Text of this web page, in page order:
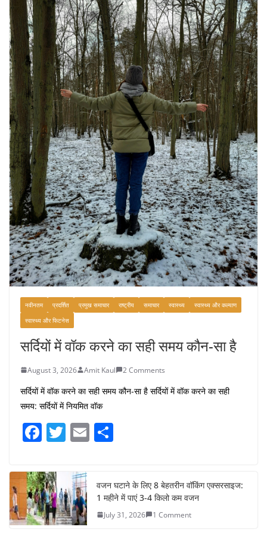
खाने के शौकीनों के लिए कश्मीर के 5 बेहतरीन
स्वादिष्ट व्यंजन
August 6, 2026 1 Comment
नवीनतम प्रदर्शित प्रमुख समाचार राष्ट्रीय समाचार स्वास्थ्य
स्वास्थ्य और कल्याण
स्वास्थ्य और फिटनेस
सर्दियों में वॉक करने का सही समय कौन-सा है
August 3, 2026 Amit Kaul 2 Comments
सर्दियों में वॉक करने का सही समय कौन-सा है सर्दियों में वॉक करने का सही
समय: सर्दियों में नियमित वॉक
F
c
e
b
o
T
itt
er
E
e
वजन घटाने के लिए 8 बेहतरीन वॉकिंग एक्सरसाइज:
1 महीने में पाएं 3-4 किलो कम वजन
July 31, 2026 1 Comment